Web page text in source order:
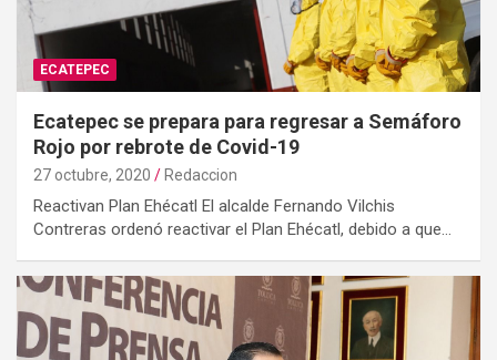
ECATEPEC
Ecatepec se prepara para regresar a Semáforo
Rojo por rebrote de Covid-19
27 octubre, 2020 Redaccion
Reactivan Plan Ehécatl El alcalde Fernando Vilchis
Contreras ordenó reactivar el Plan Ehécatl, debido a que…